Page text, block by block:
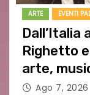
ARTE EVENTI
Dall’Italia
Righetto
arte,
nuovo
Ago 7, 2026